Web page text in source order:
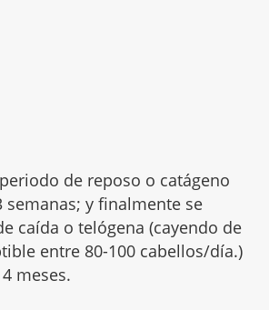
de reposo o catágeno
semanas; y finalmente se
caída o telógena (cayendo de
entre 80-100 cabellos/día.)
meses.